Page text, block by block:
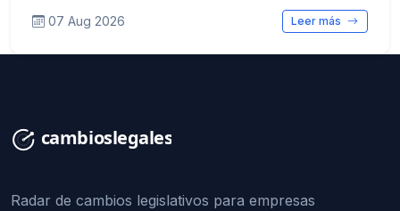
07 Aug 2026 Leer más
Radar de cambios legislativos para empresas